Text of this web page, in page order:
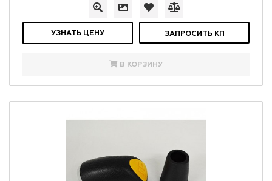
УЗНАТЬ ЦЕНУ ЗАПРОСИТЬ КП
В КОРЗИНУ